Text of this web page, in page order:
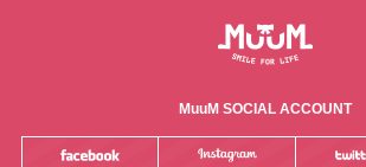
MuuM SOCIAL ACCOUNT